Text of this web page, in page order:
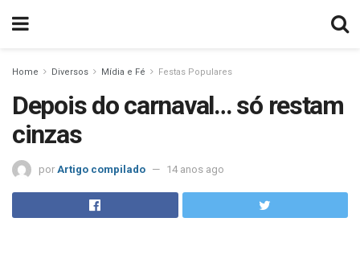
Home Diversos Mídia e Fé Festas Populares
Depois do carnaval… só restam
cinzas
por Artigo compilado 14 anos ago